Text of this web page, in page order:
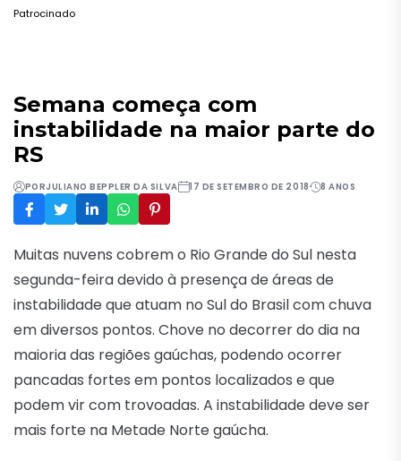
Patrocinado
Semana começa com
instabilidade na maior parte do
RS
PORJULIANO BEPPLER DA SILVA 17 DE SETEMBRO DE 2018 8 ANOS
Muitas nuvens cobrem o Rio Grande do Sul nesta
segunda-feira devido à presença de áreas de
instabilidade que atuam no Sul do Brasil com chuva
em diversos pontos. Chove no decorrer do dia na
maioria das regiões gaúchas, podendo ocorrer
pancadas fortes em pontos localizados e que
podem vir com trovoadas. A instabilidade deve ser
mais forte na Metade Norte gaúcha.